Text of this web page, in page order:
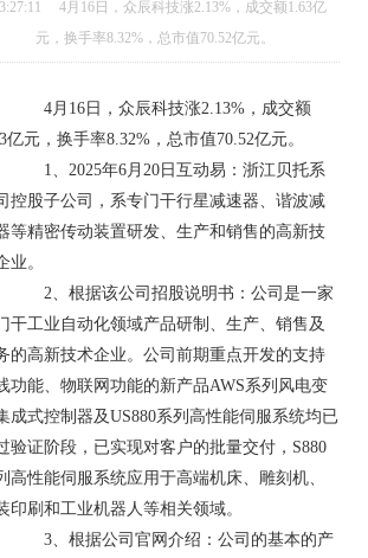
全能资料实
X2 系列
4月16日，众辰科技涨2.13%，成交额1.63亿
元，换手率8.32%，总市值70.52亿元。
4月16日，众辰科技涨2.13%，成交额
亿元，换手率8.32%，总市值70.52亿元。
1、2025年6月20日互动易：浙江贝托系
控股子公司，系专门干行星减速器、谐波减
等精密传动装置研发、生产和销售的高新技
业。
2、根据该公司招股说明书：公司是一家
干工业自动化领域产品研制、生产、销售及
的高新技术企业。公司前期重点开发的支持
功能、物联网功能的新产品AWS系列风电变
成式控制器及US880系列高性能伺服系统均已
验证阶段，已实现对客户的批量交付，S880
高性能伺服系统应用于高端机床、雕刻机、
印刷和工业机器人等相关领域。
3、根据公司官网介绍：公司的基本的产